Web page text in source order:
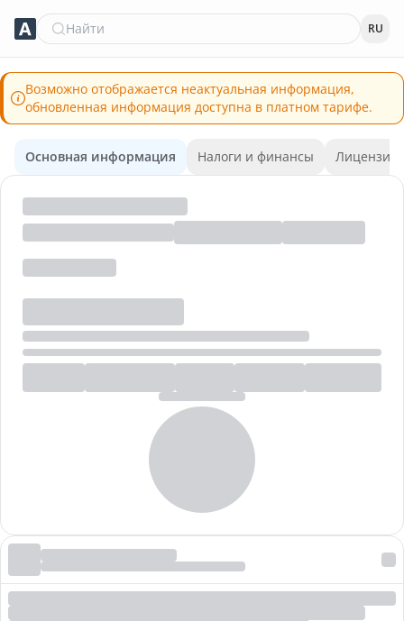
Найти RU
Возможно отображается неактуальная информация,
обновленная информация доступна в платном тарифе.
Основная информация Налоги и финансы Лицензии